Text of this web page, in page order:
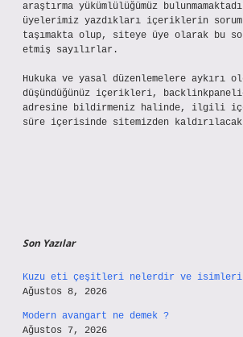
araştırma yükümlülüğümüz
üyelerimiz yazdıkları içeriklerin
taşımakta olup, siteye üye olarak bu
etmiş sayılırlar.
Hukuka ve yasal düzenlemelere aykırı
düşündüğünüz içerikleri,
adresine bildirmeniz halinde, ilgili
süre içerisinde sitemizden
Son Yazılar
Kuzu eti çeşitleri nelerdir ve
Ağustos 8, 2026
Modern avangart ne demek ?
Ağustos 7, 2026